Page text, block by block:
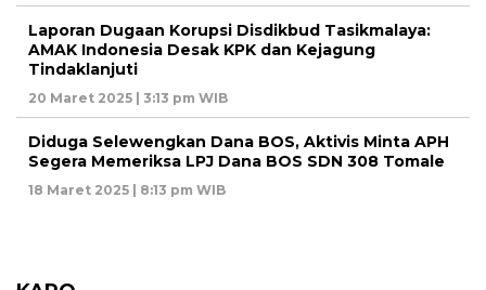
Laporan Dugaan Korupsi Disdikbud Tasikmalaya:
AMAK Indonesia Desak KPK dan Kejagung
Tindaklanjuti
20 Maret 2025 | 3:13 pm WIB
Diduga Selewengkan Dana BOS, Aktivis Minta APH
Segera Memeriksa LPJ Dana BOS SDN 308 Tomale
18 Maret 2025 | 8:13 pm WIB